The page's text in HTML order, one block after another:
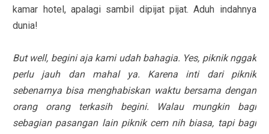
kamar hotel, apalagi sambil dipijat pijat. Aduh indahnya
dunia!
But well, begini aja kami udah bahagia. Yes, piknik nggak
perlu jauh dan mahal ya. Karena inti dari piknik
sebenarnya bisa menghabiskan waktu bersama dengan
orang orang terkasih begini. Walau mungkin bagi
sebagian pasangan lain piknik cem nih biasa, tapi bagi